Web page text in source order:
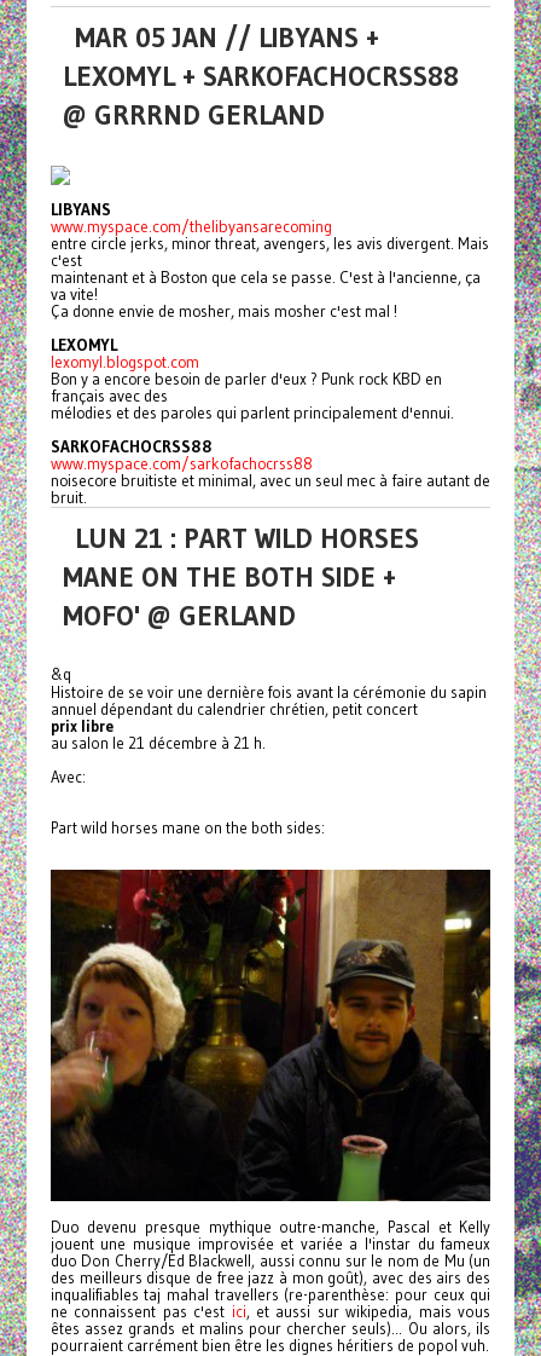
MAR 05 JAN // LIBYANS +
LEXOMYL + SARKOFACHOCRSS88
@ GRRRND GERLAND
LIBYANS
www.myspace.com/thelibyansarecoming
entre circle jerks, minor threat, avengers, les avis divergent. Mais
c'est
maintenant et à Boston que cela se passe. C'est à l'ancienne, ça
va vite!
Ça donne envie de mosher, mais mosher c'est mal !
LEXOMYL
lexomyl.blogspot.com
Bon y a encore besoin de parler d'eux ? Punk rock KBD en
français avec des
mélodies et des paroles qui parlent principalement d'ennui.
SARKOFACHOCRSS88
www.myspace.com/sarkofachocrss88
noisecore bruitiste et minimal, avec un seul mec à faire autant de
bruit.
LUN 21 : PART WILD HORSES
MANE ON THE BOTH SIDE +
MOFO' @ GERLAND
&q
Histoire de se voir une dernière fois avant la cérémonie du sapin
annuel dépendant du calendrier chrétien, petit concert
prix libre
au salon le 21 décembre à 21 h.
Avec:
Part wild horses mane on the both sides:
Duo devenu presque mythique outre-manche, Pascal et Kelly
jouent une musique improvisée et variée a l'instar du fameux
duo Don Cherry/Ed Blackwell, aussi connu sur le nom de Mu (un
des meilleurs disque de free jazz à mon goût), avec des airs des
inqualifiables taj mahal travellers (re-parenthèse: pour ceux qui
ne connaissent pas c'est ici, et aussi sur wikipedia, mais vous
êtes assez grands et malins pour chercher seuls)... Ou alors, ils
pourraient carrément bien être les dignes héritiers de popol vuh.